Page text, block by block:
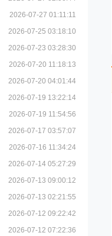
2026-07-27 01:11:11
2026-07-25 03:18:10
2026-07-23 03:28:30
2026-07-20 11:18:13
2026-07-20 04:01:44
2026-07-19 13:22:14
2026-07-19 11:54:56
2026-07-17 03:57:07
2026-07-16 11:34:24
2026-07-14 05:27:29
2026-07-13 09:00:12
2026-07-13 02:21:55
2026-07-12 09:22:42
2026-07-12 07:22:36